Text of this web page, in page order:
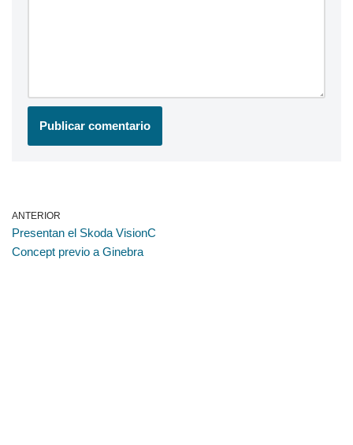
ANTERIOR
Presentan el Skoda VisionC
Concept previo a Ginebra